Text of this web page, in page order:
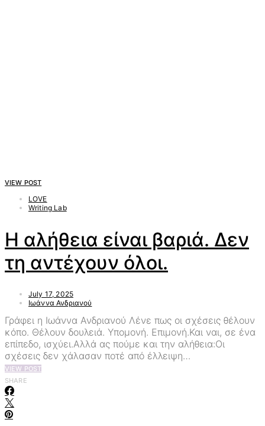
VIEW POST
LOVE
Writing Lab
Η αλήθεια είναι βαριά. Δεν
τη αντέχουν όλοι.
July 17, 2025
Ιωάννα Ανδριανού
Γράφει η Ιωάννα Ανδριανού Λένε πως οι σχέσεις θέλουν
κόπο. Θέλουν δουλειά. Υπομονή. Επιμονή.Και ναι, σε ένα
επίπεδο, ισχύει.Αλλά ας πούμε και την αλήθεια:Οι
σχέσεις δεν χάλασαν ποτέ από έλλειψη…
VIEW POST
SHARE